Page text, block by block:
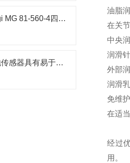
意大利Emmegi MG 81-560-4四通道水油热交换器在船舶液压系统中的应用分析
AQ超声波气泡传感器具有易于安装和维护的特点
油脂
在关
中央
润滑
外部
润滑
免维
在适
经过
用。